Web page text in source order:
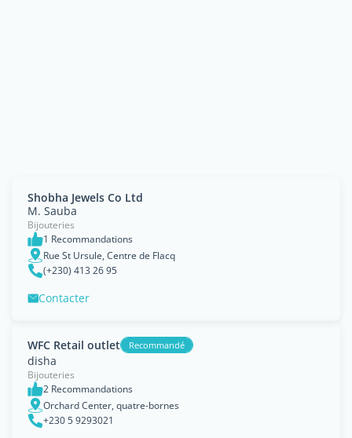
Shobha Jewels Co Ltd
M. Sauba
Bijouteries
1 Recommandations
Rue St Ursule, Centre de Flacq
(+230) 413 26 95
Contacter
WFC Retail outlet Recommandé
disha
Bijouteries
2 Recommandations
Orchard Center, quatre-bornes
+230 5 9293021